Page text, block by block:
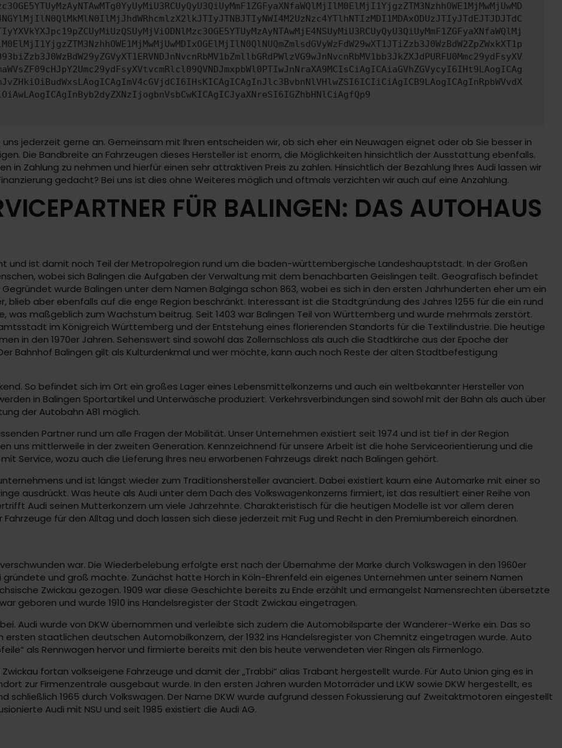
jederzeit gerne an. Gemeinsam mit Ihren entscheiden wir, ob sich eher ein Neuwagen eignet oder ob Sie besser in
Die Bandbreite an Fahrzeugen dieses Hersteller ist enorm, die Möglichkeiten hinsichtlich der Ausstattung ebenfalls.
in Zahlung zu nehmen und hierfür einen sehr attraktiven Preis zu zahlen. Hinsichtlich der Bezahlung Ihres Audi lassen wir
gedacht? Bei uns ist dies ohne Weiteres möglich und oftmals verzichten wir auch auf eine Anzahlung.
FÜR BALINGEN: DAS AUTOHAUS
und ist damit noch Teil der Metropolregion rund um die baden-württembergische Landeshauptstadt. In der Großen
wobei sich Balingen die Aufgaben der Verwaltung mit dem benachbarten Geislingen teilt. Geografisch befindet
wurde Balingen unter dem Namen Balginga schon 863, wobei es sich in den ersten Jahrhunderten eher um ein
blieb aber ebenfalls auf die enge Region beschränkt. Interessant ist die Stadtgründung des Jahres 1255 für die ein rund
maßgeblich zum Wachstum beitrug. Seit 1403 war Balingen Teil von Württemberg und wurde mehrmals zerstört.
im Königreich Württemberg und der Entstehung eines florierenden Standorts für die Textilindustrie. Die heutige
in den 1970er Jahren. Sehenswert sind sowohl das Zollernschloss als auch die Stadtkirche aus der Epoche der
Bahnhof Balingen gilt als Kulturdenkmal und wer möchte, kann auch noch Reste der alten Stadtbefestigung
So befindet sich im Ort ein großes Lager eines Lebensmittelkonzerns und auch ein weltbekannter Hersteller von
in Balingen Sportartikel und Unterwäsche produziert. Verkehrsverbindungen sind sowohl mit der Bahn als auch über
der Autobahn A81 möglich.
Partner rund um alle Fragen der Mobilität. Unser Unternehmen existiert seit 1974 und ist tief in der Region
uns mittlerweile in der zweiten Generation. Kennzeichnend für unsere Arbeit ist die hohe Serviceorientierung und die
Service, wozu auch die Lieferung Ihres neu erworbenen Fahrzeugs direkt nach Balingen gehört.
und ist längst wieder zum Traditionshersteller avanciert. Dabei existiert kaum eine Automarke mit einer so
ausdrückt. Was heute als Audi unter dem Dach des Volkswagenkonzerns firmiert, ist das resultiert einer Reihe von
Audi seinen Mutterkonzern um viele Jahrzehnte. Charakteristisch für die heutigen Modelle ist vor allem deren
für den Alltag und doch lassen sich diese jederzeit mit Fug und Recht in den Premiumbereich einordnen.
war. Die Wiederbelebung erfolgte erst nach der Übernahme der Marke durch Volkswagen in den 1960er
gründete und groß machte. Zunächst hatte Horch in Köln-Ehrenfeld ein eigenes Unternehmen unter seinem Namen
Zwickau gezogen. 1909 war diese Geschichte bereits zu Ende erzählt und ermangelst Namensrechten übersetzte
geboren und wurde 1910 ins Handelsregister der Stadt Zwickau eingetragen.
Audi wurde von DKW übernommen und verleibte sich zudem die Automobilsparte der Wanderer-Werke ein. Das so
staatlichen deutschen Automobilkonzern, der 1932 ins Handelsregister von Chemnitz eingetragen wurde. Auto
als Rennwagen hervor und firmierte bereits mit den bis heute verwendeten vier Ringen als Firmenlogo.
fortan volkseigene Fahrzeuge und damit der „Trabbi“ alias Trabant hergestellt wurde. Für Auto Union ging es in
zur Firmenzentrale ausgebaut wurde. In den ersten Jahren wurden Motorräder und LKW sowie DKW hergestellt, es
schließlich 1965 durch Volkswagen. Der Name DKW wurde aufgrund dessen Fokussierung auf Zweitaktmotoren eingestellt
Audi mit NSU und seit 1985 existiert die Audi AG.